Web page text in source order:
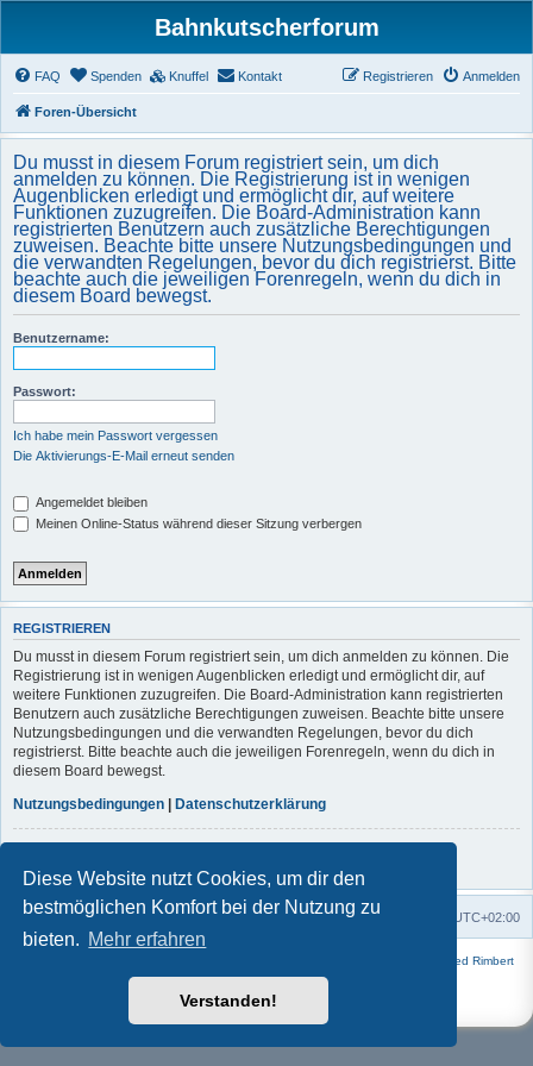
Diese Website nutzt Cookies, um dir den
bestmöglichen Komfort bei der Nutzung zu
bieten. Mehr erfahren
Verstanden!
Bahnkutscherforum
FAQ Spenden Knuffel Kontakt Anmelden
Registrieren
Foren-Übersicht
Du musst in diesem Forum registriert sein, um dich
anmelden zu können. Die Registrierung ist in wenigen
Augenblicken erledigt und ermöglicht dir, auf weitere
Funktionen zuzugreifen. Die Board-Administration kann
registrierten Benutzern auch zusätzliche Berechtigungen
zuweisen. Beachte bitte unsere Nutzungsbedingungen und
die verwandten Regelungen, bevor du dich registrierst. Bitte
beachte auch die jeweiligen Forenregeln, wenn du dich in
diesem Board bewegst.
Benutzername:
Passwort:
Ich habe mein Passwort vergessen
Die Aktivierungs-E-Mail erneut senden
Angemeldet bleiben
Meinen Online-Status während dieser Sitzung verbergen
REGISTRIEREN
Du musst in diesem Forum registriert sein, um dich anmelden zu können. Die
Registrierung ist in wenigen Augenblicken erledigt und ermöglicht dir, auf
weitere Funktionen zuzugreifen. Die Board-Administration kann registrierten
Benutzern auch zusätzliche Berechtigungen zuweisen. Beachte bitte unsere
Nutzungsbedingungen und die verwandten Regelungen, bevor du dich
registrierst. Bitte beachte auch die jeweiligen Forenregeln, wenn du dich in
diesem Board bewegst.
Nutzungsbedingungen | Datenschutzerklärung
Foren-Übersicht Alle Zeiten sind UTC+02:00
Fred Rimbert
phpBB.de
Datenschutz|Nutzungsbedingungen